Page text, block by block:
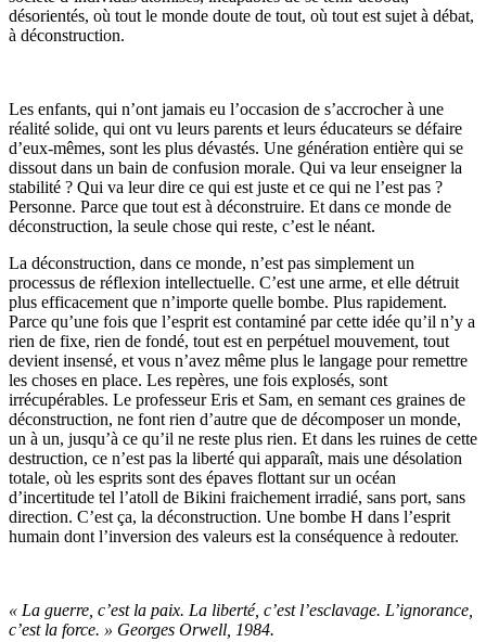
désorientés, où tout le monde doute de tout, où tout est sujet à débat,
à déconstruction.
Les enfants, qui n’ont jamais eu l’occasion de s’accrocher à une
réalité solide, qui ont vu leurs parents et leurs éducateurs se défaire
d’eux-mêmes, sont les plus dévastés. Une génération entière qui se
dissout dans un bain de confusion morale. Qui va leur enseigner la
stabilité ? Qui va leur dire ce qui est juste et ce qui ne l’est pas ?
Personne. Parce que tout est à déconstruire. Et dans ce monde de
déconstruction, la seule chose qui reste, c’est le néant.
La déconstruction, dans ce monde, n’est pas simplement un
processus de réflexion intellectuelle. C’est une arme, et elle détruit
plus efficacement que n’importe quelle bombe. Plus rapidement.
Parce qu’une fois que l’esprit est contaminé par cette idée qu’il n’y a
rien de fixe, rien de fondé, tout est en perpétuel mouvement, tout
devient insensé, et vous n’avez même plus le langage pour remettre
les choses en place. Les repères, une fois explosés, sont
irrécupérables. Le professeur Eris et Sam, en semant ces graines de
déconstruction, ne font rien d’autre que de décomposer un monde,
un à un, jusqu’à ce qu’il ne reste plus rien. Et dans les ruines de cette
destruction, ce n’est pas la liberté qui apparaît, mais une désolation
totale, où les esprits sont des épaves flottant sur un océan
d’incertitude tel l’atoll de Bikini fraichement irradié, sans port, sans
direction. C’est ça, la déconstruction. Une bombe H dans l’esprit
humain dont l’inversion des valeurs est la conséquence à redouter.
« La guerre, c’est la paix. La liberté, c’est l’esclavage. L’ignorance,
c’est la force. » Georges Orwell, 1984.